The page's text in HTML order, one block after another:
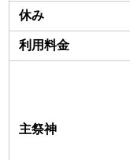
休み
利用料金
主祭神